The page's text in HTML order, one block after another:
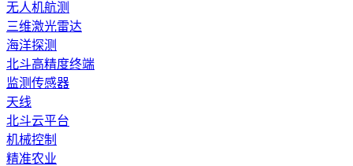
无人机航测
三维激光雷达
海洋探测
北斗高精度终端
监测传感器
天线
北斗云平台
机械控制
精准农业